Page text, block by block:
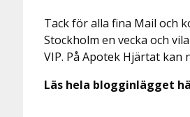
Tack för alla fina Mail och
Stockholm en vecka och
VIP. På Apotek Hjärtat kan
Läs hela blogginlägget